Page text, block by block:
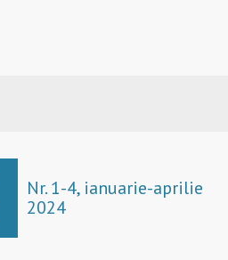
Nr. 1-4, ianuarie-aprilie
2024